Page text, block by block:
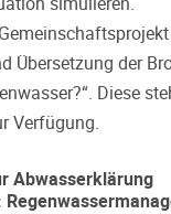
Übersetzung der
Diese
Verfügung.
Abwasserklärung